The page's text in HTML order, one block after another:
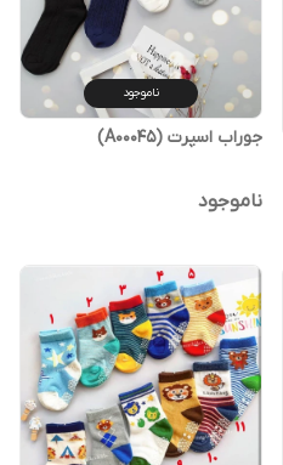
ناموجود
جوراب اسپرت (A00045)
ناموجود